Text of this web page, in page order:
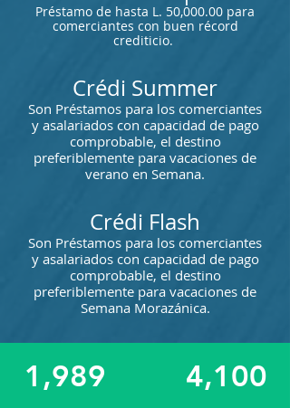
Préstamo de hasta L. 50,000.00 para
comerciantes con buen récord
crediticio.
Crédi Summer
Son Préstamos para los comerciantes
y asalariados con capacidad de pago
comprobable, el destino
preferiblemente para vacaciones de
verano en Semana.
Crédi Flash
Son Préstamos para los comerciantes
y asalariados con capacidad de pago
comprobable, el destino
preferiblemente para vacaciones de
Semana Morazánica.
1,989 4,1 00